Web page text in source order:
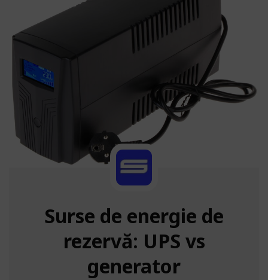
Surse de energie de
rezervă: UPS vs
generator